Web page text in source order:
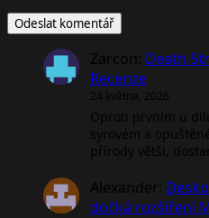
Zarcon: Death
Recenze
24 května, 2026
Oproti prvním u
syrovém a
přírody větší,
Alexander:
dočká rozšíření